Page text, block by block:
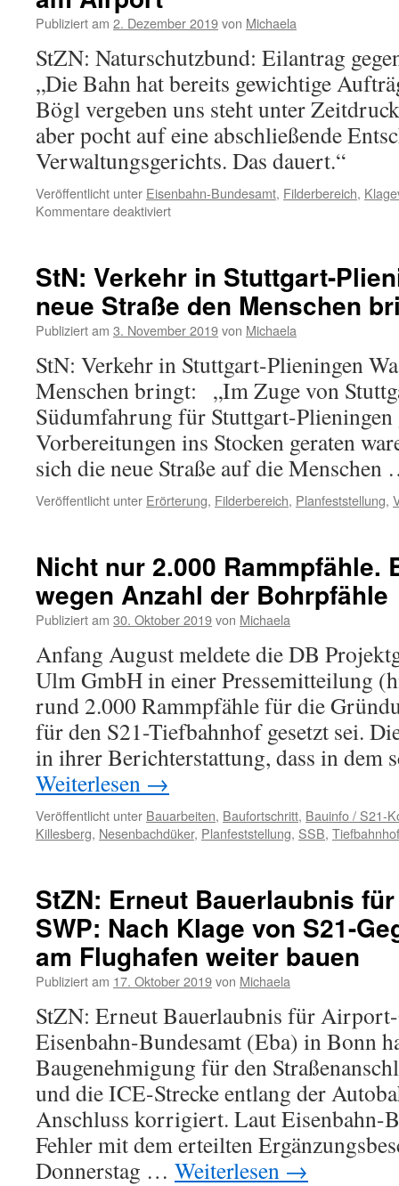
Publiziert am 2. Dezember 2019von Michaela
StZN: Naturschutzbund: Eilantrag
„Die Bahn hat bereits gewichtige
Bögl vergeben uns steht unter
aber pocht auf eine abschließende
Verwaltungsgerichts. Das dauert.“
Veröffentlicht unter Eisenbahn-Bundesamt, Filderbereich,
Kommentare deaktiviert
StN: Verkehr in Stuttgart-
neue Straße den Menschen
Publiziert am 3. November 2019von Michaela
StN: Verkehr in Stuttgart-Plieningen
Menschen bringt: „Im Zuge von
Südumfahrung für Stuttgart-Plieningen
Vorbereitungen ins Stocken geraten
sich die neue Straße auf die
Veröffentlicht unter Erörterung, Filderbereich, Planfeststellung,
Nicht nur 2.000 Rammpfähle.
wegen Anzahl der Bohrpfähle
Publiziert am 30. Oktober 2019von Michaela
Anfang August meldete die DB
Ulm GmbH in einer Pressemitteilung
rund 2.000 Rammpfähle für die
für den S21-Tiefbahnhof gesetzt sei.
in ihrer Berichterstattung, dass in
Weiterlesen →
Veröffentlicht unter Bauarbeiten, Baufortschritt, Bauinfo / S21-
Killesberg, Nesenbachdüker, Planfeststellung, SSB, Tiefbahnhof
StZN: Erneut Bauerlaubnis
SWP: Nach Klage von S21-
am Flughafen weiter bauen
Publiziert am 17. Oktober 2019von Michaela
StZN: Erneut Bauerlaubnis für
Eisenbahn-Bundesamt (Eba) in Bonn
Baugenehmigung für den
und die ICE-Strecke entlang der
Anschluss korrigiert. Laut Eisenbahn-
Fehler mit dem erteilten
Donnerstag … Weiterlesen →